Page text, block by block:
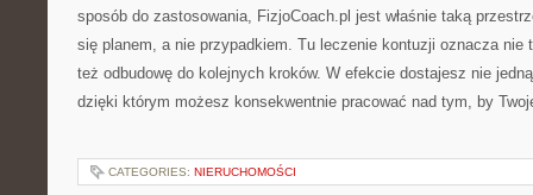
sposób do zastosowania, FizjoCoach.pl jest właśnie taką
się planem, a nie przypadkiem. Tu leczenie kontuzji oznacza nie
też odbudowę do kolejnych kroków. W efekcie dostajesz nie
dzięki którym możesz konsekwentnie pracować nad tym, by
CATEGORIES: NIERUCHOMOŚCI